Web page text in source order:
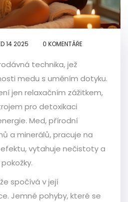
14 2025 0 KOMENTÁŘE
technika, jež
medu s uměním dotyku.
jen relaxačním zážitkem,
pro detoxikaci
Med, přírodní
a minerálů, pracuje na
vytahuje nečistoty a
spočívá v její
Jemné pohyby, které se